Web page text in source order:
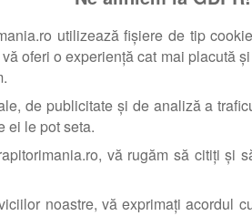
utilizează fișiere de tip
oferi o experiență cat mai placută
de publicitate și de analiză a
ei le pot seta.
vă rugăm să citiți și
noastre, vă exprimați acordul
“Luam mansa si iesim in primii zece!”.